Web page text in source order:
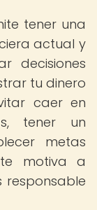
tener una
actual y
decisiones
tu dinero
caer en
tener un
metas
motiva a
responsable